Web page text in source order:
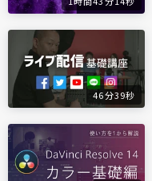
46分39秒